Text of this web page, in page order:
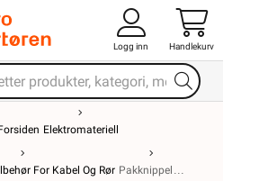
Logg inn Handlekurv
Elektromateriell
For Kabel Og Rør Pakknippel